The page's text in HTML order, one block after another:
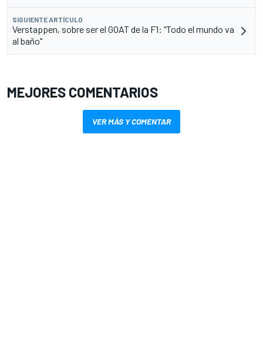
SIGUIENTE ARTÍCULO
Verstappen, sobre ser el GOAT de la F1: "Todo el mundo va
al baño"
MEJORES COMENTARIOS
VER MÁS Y COMENTAR